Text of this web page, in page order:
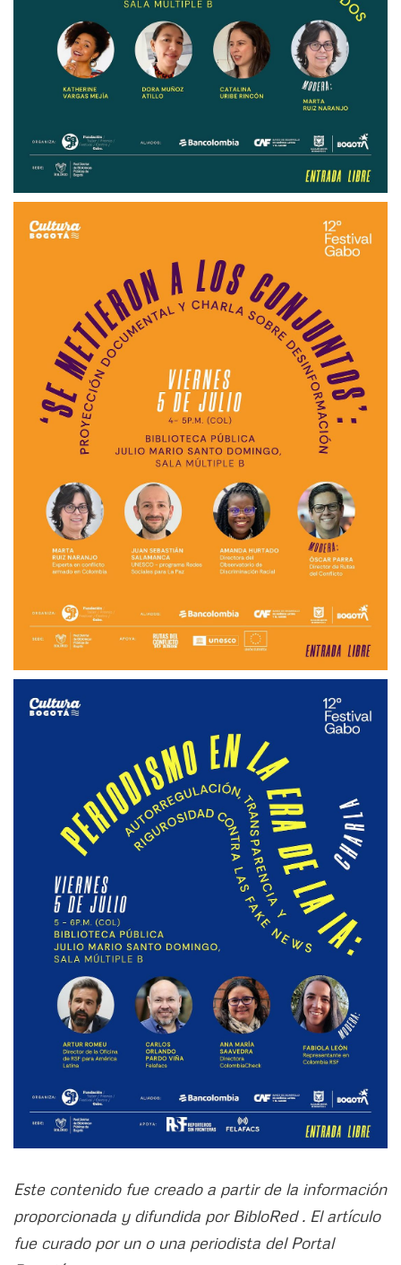
Este contenido fue creado a partir de la información
proporcionada y difundida por BibloRed . El artículo
fue curado por un o una periodista del Portal